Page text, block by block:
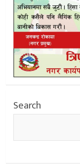
Search